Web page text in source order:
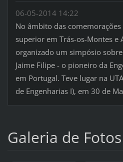
06-05-2014 14:22
No âmbito das
superior em Trás-os-Montes e
organizado um simpósio
Jaime Filipe - o pioneiro da
em Portugal. Teve lugar na
de Engenharias I), em 30 de
Galeria de